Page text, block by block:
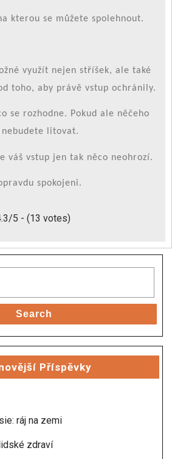
kterou se můžete spolehnout.
využít nejen stříšek, ale také
toho, aby právě vstup ochránily.
se rozhodne. Pokud ale něčeho
litovat.
váš vstup jen tak něco neohrozí.
spokojeni.
5 - (13 votes)
Search
Příspěvky
ráj na zemi
zdraví